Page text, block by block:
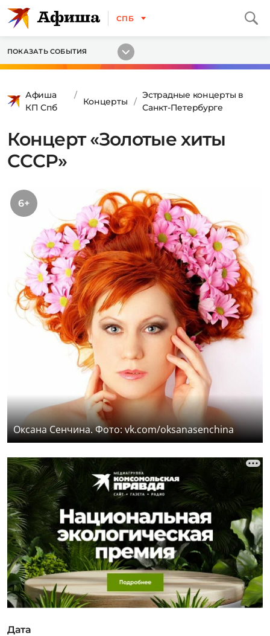
СПБ
ПОКАЗАТЬ СОБЫТИЯ
Афиша
КП Спб
Концерты
Эстрадные концерты в
Санкт-Петербурге
Концерт «Золотые хиты
СССР»
6+
Оксана Сенчина. Фото: vk.com/oksanasenchina
Дата